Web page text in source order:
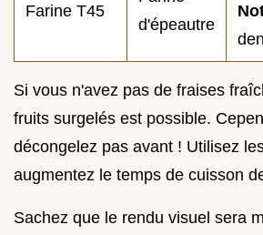
Farine T45
d'épeautre
Si vous n'avez pas de fraises
fruits surgelés est possible.
décongelez pas avant ! Utilisez
augmentez le temps de cuisson
Sachez que le rendu visuel sera